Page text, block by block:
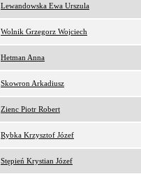
Lewandowska Ewa Urszula
Wolnik Grzegorz Wojciech
Hetman Anna
Skowron Arkadiusz
Zienc Piotr Robert
Rybka Krzysztof Józef
Stępień Krystian Józef